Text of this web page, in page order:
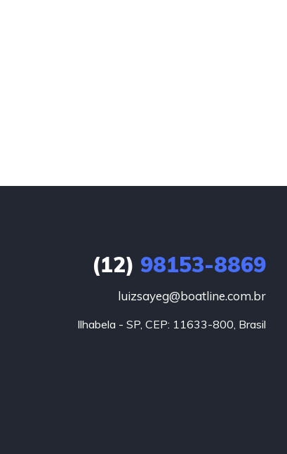
(12) 98153-8869
luizsayeg@boatline.com.br
Ilhabela - SP, CEP: 11633-800, Brasil